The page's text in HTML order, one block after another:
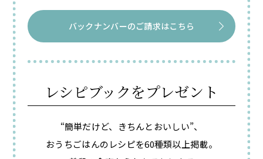
バックナンバーのご請求はこちら
レシピブックをプレゼント
“簡単だけど、きちんとおいしい”、
おうちごはんのレシピを60種類以上掲載。